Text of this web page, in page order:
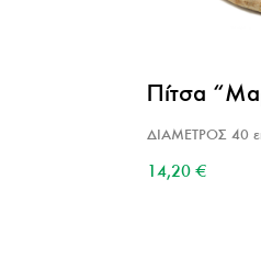
Πίτσα
ΔΙΑΜΕΤΡΟΣ 40
14,20€